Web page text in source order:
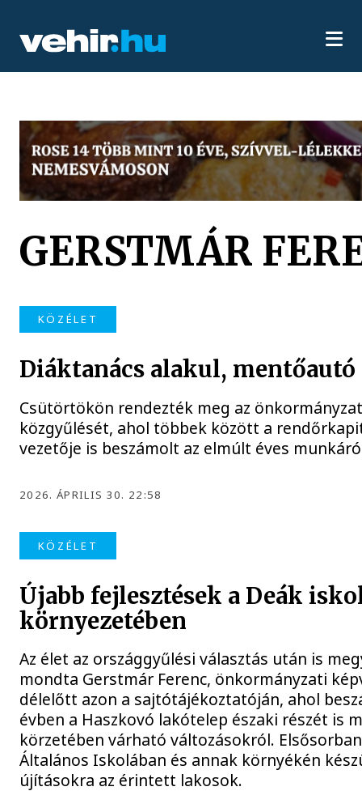
GERSTMÁR
KÖZÉLET
Diáktanács alakul,
Csütörtökön rendezték meg az
közgyűlését, ahol többek között a
vezetője is beszámolt az elmúlt éves
2026. ÁPRILIS 30. 22:58
KÖZÉLET
Újabb fejlesztések a Deák
környezetében
Az élet az országgyűlési választás után is
mondta Gerstmár Ferenc, önkormányzati
délelőtt azon a sajtótájékoztatóján, ahol
évben a Haszkovó lakótelep északi részét is
körzetében várható változásokról.
Általános Iskolában és annak környékén
újításokra az érintett lakosok.